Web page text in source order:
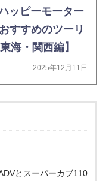
ッピーモーター
すすめのツーリ
海・関西編】
2025年12月11日
とスーパーカブ110